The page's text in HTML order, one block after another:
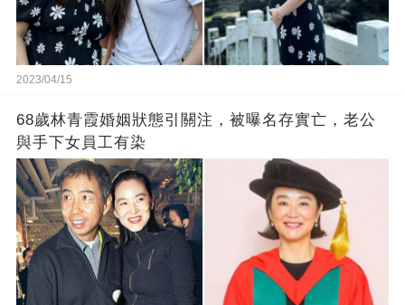
2023/04/15
68歲林青霞婚姻狀態引關注，被曝名存實亡，老公
與手下女員工有染